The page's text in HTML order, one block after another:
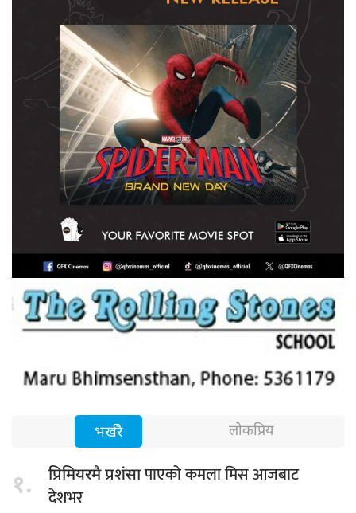
भर्खरै लोकप्रिय
१. प्रिमियरमै प्रशंसापाएको कमला मिस आजबाट
देशभर